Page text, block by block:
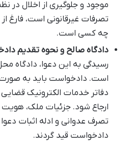
موجود و جلوگیری از اخلال در
تصرفات غیرقانونی است، فارغ
چه کسی است.
دادگاه صالح و نحوه تقدیم
رسیدگی به این دعوا، دادگاه
است. دادخواست باید به
دفاتر خدمات الکترونیک
ارجاع شود. جزئیات ملک،
تصرف عدوانی و ادله اثبات
دادخواست قید گردند.